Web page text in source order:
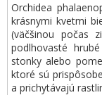
Orchidea
krásnymi kvetmi
(väčšinou počas
podlhovasté
stonky alebo
ktoré sú
a prichytávajú